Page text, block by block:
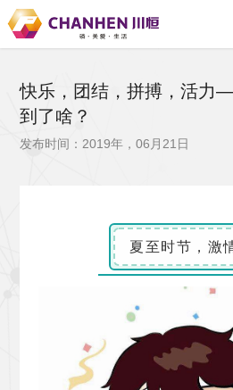
快乐，团结，拼搏，活力
到了啥？
发布时间：2019年，06月21日
夏至时节，激